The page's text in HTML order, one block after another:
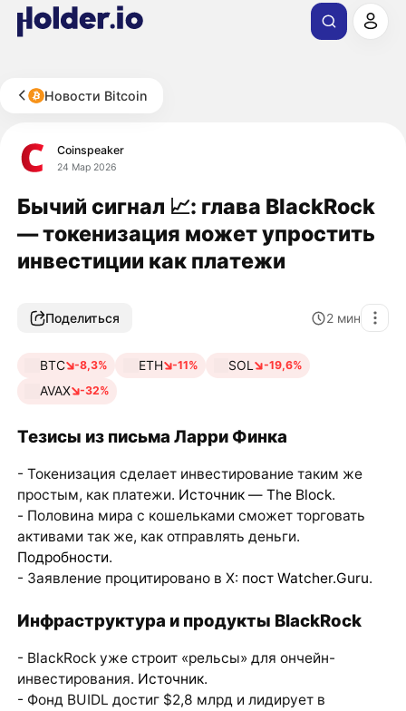
Новости Bitcoin
Coinspeaker
24 Мар 2026
Бычий сигнал 📈: глава BlackRock
— токенизация может упростить
инвестиции как платежи
Поделиться 2 мин
BTC -8,3% ETH -11% SOL -19,6%
AVAX -32%
Тезисы из письма Ларри Финка
- Токенизация сделает инвестирование таким же
простым, как платежи. Источник — The Block.
- Половина мира с кошельками сможет торговать
активами так же, как отправлять деньги.
Подробности.
- Заявление процитировано в X: пост Watcher.Guru.
Инфраструктура и продукты BlackRock
- BlackRock уже строит «рельсы» для ончейн-
инвестирования. Источник.
- Фонд BUIDL достиг $2,8 млрд и лидирует в